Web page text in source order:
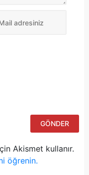
Akismet kullanır.
öğrenin.